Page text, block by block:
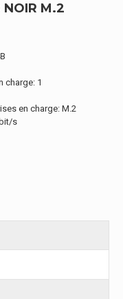
NOIR M.2
charge: 1
en charge: M.2
s